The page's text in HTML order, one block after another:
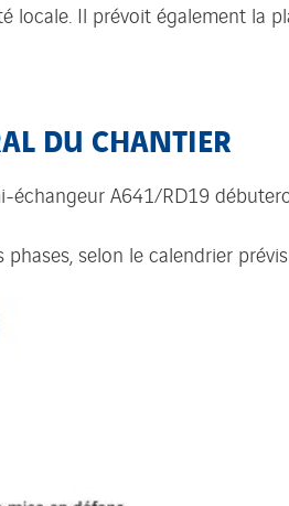
locale. Il prévoit également la
DU CHANTIER
échangeur A641/RD19
selon le calendrier